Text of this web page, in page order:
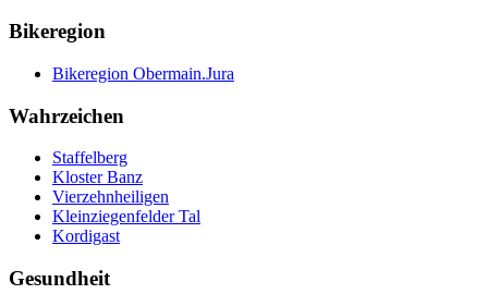
Bikeregion
Bikeregion Obermain.Jura
Wahrzeichen
Staffelberg
Kloster Banz
Vierzehnheiligen
Kleinziegenfelder Tal
Kordigast
Gesundheit